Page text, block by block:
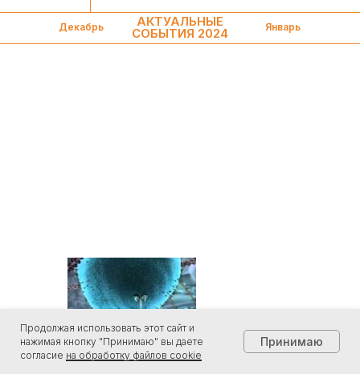
Продолжая использовать этот сайт и
нажимая кнопку "Принимаю" вы даете
согласие на обработку файлов cookie
Принимаю
АКТУАЛЬНЫЕ
СОБЫТИЯ 2024
Декабрь Январь